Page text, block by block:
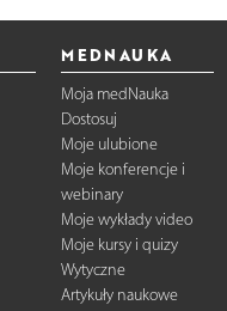
MEDNAUKA
Moja medNauka
Dostosuj
Moje ulubione
Moje konferencje i
webinary
Moje wykłady video
Moje kursy i quizy
Wytyczne
Artykuły naukowe